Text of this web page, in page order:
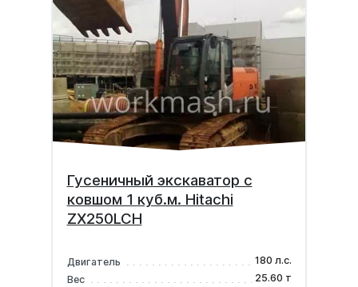
Гусеничный экскаватор с
ковшом 1 куб.м. Hitachi
ZX250LCH
Двигатель
180 л.с.
Вес
25.60 т